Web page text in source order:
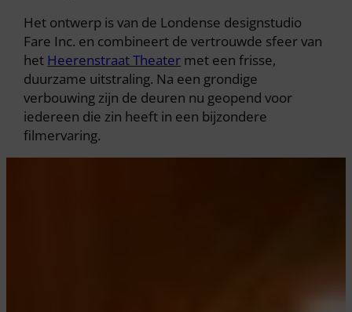
Het ontwerp is van de Londense designstudio
Fare Inc. en combineert de vertrouwde sfeer van
het Heerenstraat Theater met een frisse,
duurzame uitstraling. Na een grondige
verbouwing zijn de deuren nu geopend voor
iedereen die zin heeft in een bijzondere
filmervaring.